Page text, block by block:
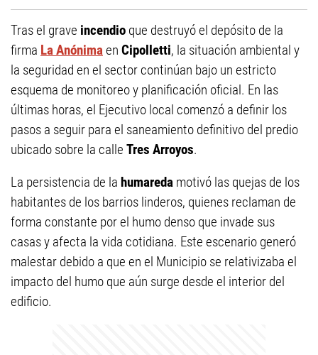
Tras el grave incendio que destruyó el depósito de la
firma La Anónimaen Cipolletti, la situación ambiental y
la seguridad en el sector continúan bajo un estricto
esquema de monitoreo y planificación oficial. En las
últimas horas, el Ejecutivo local comenzó a definir los
pasos a seguir para el saneamiento definitivo del predio
ubicado sobre la calle Tres Arroyos.
La persistencia de la humareda motivó las quejas de los
habitantes de los barrios linderos, quienes reclaman de
forma constante por el humo denso que invade sus
casas y afecta la vida cotidiana. Este escenario generó
malestar debido a que en el Municipio se relativizaba el
impacto del humo que aún surge desde el interior del
edificio.